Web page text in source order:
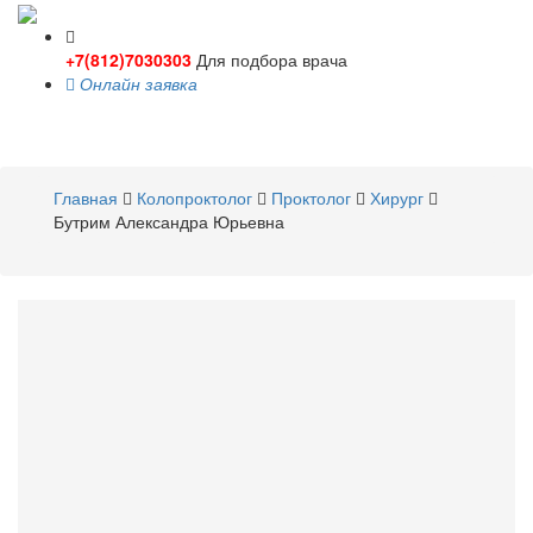
+7(812)7030303 Для подбора врача
Онлайн заявка
Главная
Колопроктолог Проктолог
Хирург
Бутрим Александра Юрьевна